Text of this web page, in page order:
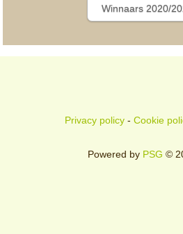
Winnaars 2020/
Privacy policy- Cookie
Powered by PSG ©